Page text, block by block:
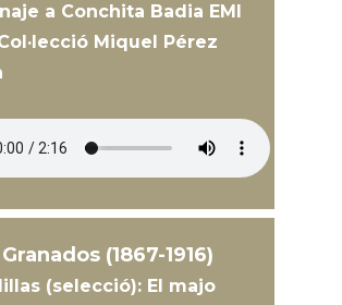
a Conchita Badia EMI
Miquel Pérez
(1867-1916)
(selecció): El majo